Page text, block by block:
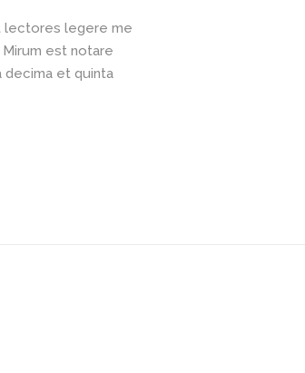
lectores legere me
est notare
decima et quinta